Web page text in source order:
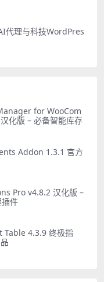
代理与科技WordPres
for WooCom
化版 – 必备智能库存
Addon 1.3.1 官方
Pro v4.8.2 汉化版 –
件
Table 4.3.9 终极指